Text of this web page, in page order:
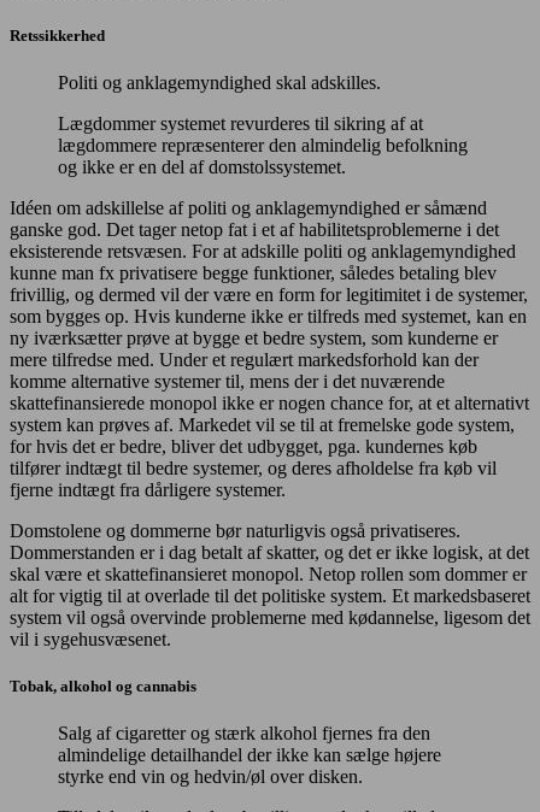
Retssikkerhed
Politi og anklagemyndighed skal adskilles.
Lægdommer systemet revurderes til sikring af at
lægdommere repræsenterer den almindelig befolkning
og ikke er en del af domstolssystemet.
Idéen om adskillelse af politi og anklagemyndighed er såmænd
ganske god. Det tager netop fat i et af habilitetsproblemerne i det
eksisterende retsvæsen. For at adskille politi og anklagemyndighed
kunne man fx privatisere begge funktioner, således betaling blev
frivillig, og dermed vil der være en form for legitimitet i de systemer,
som bygges op. Hvis kunderne ikke er tilfreds med systemet, kan en
ny iværksætter prøve at bygge et bedre system, som kunderne er
mere tilfredse med. Under et regulært markedsforhold kan der
komme alternative systemer til, mens der i det nuværende
skattefinansierede monopol ikke er nogen chance for, at et alternativt
system kan prøves af. Markedet vil se til at fremelske gode system,
for hvis det er bedre, bliver det udbygget, pga. kundernes køb
tilfører indtægt til bedre systemer, og deres afholdelse fra køb vil
fjerne indtægt fra dårligere systemer.
Domstolene og dommerne bør naturligvis også privatiseres.
Dommerstanden er i dag betalt af skatter, og det er ikke logisk, at det
skal være et skattefinansieret monopol. Netop rollen som dommer er
alt for vigtig til at overlade til det politiske system. Et markedsbaseret
system vil også overvinde problemerne med kødannelse, ligesom det
vil i sygehusvæsenet.
Tobak, alkohol og cannabis
Salg af cigaretter og stærk alkohol fjernes fra den
almindelige detailhandel der ikke kan sælge højere
styrke end vin og hedvin/øl over disken.